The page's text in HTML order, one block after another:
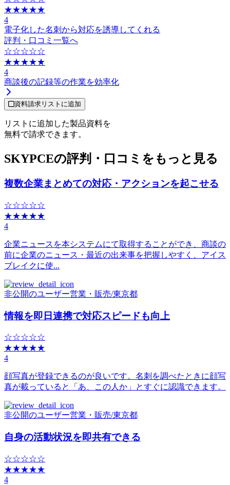
★★★★★
4
電子化した名刺から対応を誘導してくれる
評判・口コミ一覧へ
☆☆☆☆☆
★★★★★
4
商談後の記録等の作業を効率化
資料請求リストに追加
リストに追加した製品資料を
無料で請求できます。
SKYPCEの評判・口コミをもっと見る
複数企業まとめての対応・アクションを起こせる
☆☆☆☆☆
★★★★★
4
企業ニュースを本システムにて取得することができ、商談の
前に企業のニュース・最近の出来事を把握しやすく、アイス
ブレイクに使...
非公開のユーザー営業・販売/東京都
情報を即日連携で対応スピードも向上
☆☆☆☆☆
★★★★★
4
顔写真が登録できるのが良いです。名刺を調べたときに顔写
真が載っていると「あ、この人か」とすぐに認識できます。
非公開のユーザー営業・販売/東京都
自身の活動状況を即共有できる
☆☆☆☆☆
★★★★★
4